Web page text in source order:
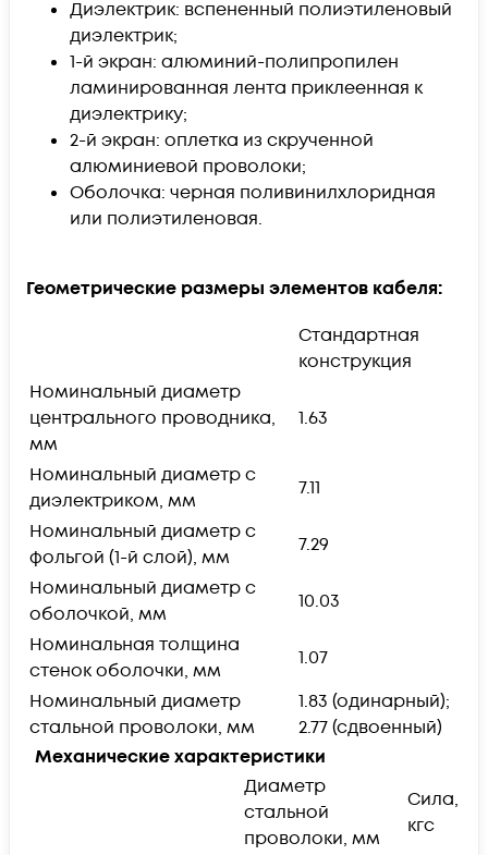
Диэлектрик: вспененный полиэтиленовый
диэлектрик;
1-й экран: алюминий-полипропилен
ламинированная лента приклеенная к
диэлектрику;
2-й экран: оплетка из скрученной
алюминиевой проволоки;
Оболочка: черная поливинилхлоридная
или полиэтиленовая.
Геометрические размеры элементов кабеля:
Стандартная
конструкция
Номинальный диаметр
центрального проводника,
мм
1.63
Номинальный диаметр с
диэлектриком, мм
7.11
Номинальный диаметр с
фольгой (1-й слой), мм
7.29
Номинальный диаметр с
оболочкой, мм
10.03
Номинальная толщина
стенок оболочки, мм
1.07
Номинальный диаметр
стальной проволоки, мм
1.83 (одинарный);
2.77 (сдвоенный)
Механические характеристики
Диаметр
стальной
проволоки, мм
Сила,
кгс